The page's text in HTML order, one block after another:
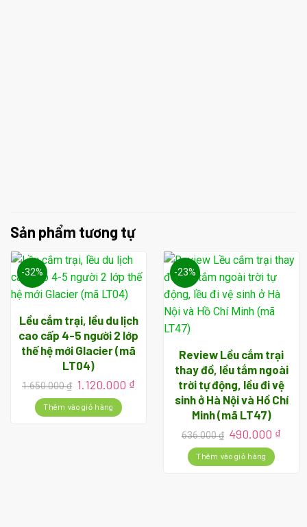
Sản phẩm tương tự
-32%
Lều cắm trại, lều du lịch
cao cấp 4-5 người 2 lớp
thế hệ mới Glacier (mã
LT04)
1.650.000₫ Giá
gốc
là:
1.650.000 ₫.
1.120.000 ₫
1.120.000 ₫.
Thêm vào giỏ hàng
-23%
Review Lều cắm trại
thay đồ, lều tắm ngoài
trời tự động, lều đi vệ
sinh ở Hà Nội và Hồ Chí
Minh (mã LT47)
636.000₫ Giá
gốc
là:
636.000 ₫.
490.000 ₫
Thêm vào giỏ hàng